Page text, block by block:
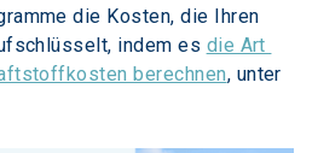
die Kosten, die Ihren
indem es die Art
berechnen, unter